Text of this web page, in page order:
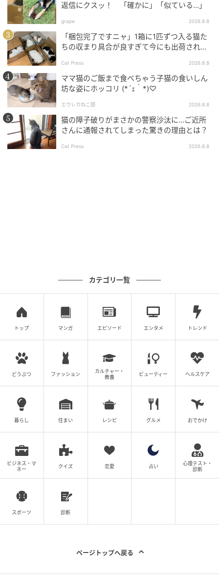
返信にクスッ！ 「確かに」「似ている…」
grape 2026.8.8
「梱包完了ですニャ」1箱に1匹ずつ入る猫た
ちの収まり具合が良すぎて今にも出荷されそ
Cat Press 2026.8.8
ママ猫のご飯まで食べちゃう子猫の食いしん
坊な姿にホッコリ (*´ｪ｀*)♡
エウレカねこ部 2026.8.8
猫の障子破りがまさかの警察沙汰に…ご近所
さんに通報されてしまった驚きの理由とは？
Cat Press 2026.8.8
カテゴリ一覧
トップ マンガ エピソード エンタメ トレンド
どうぶつ ファッション
カルチャー・
教養
ビューティー ヘルスケア
暮らし 住まい レシピ グルメ おでかけ
ビジネス・マ
ネー
クイズ 恋愛 占い
心理テスト・
診断
スポーツ 診断
ページトップへ戻る